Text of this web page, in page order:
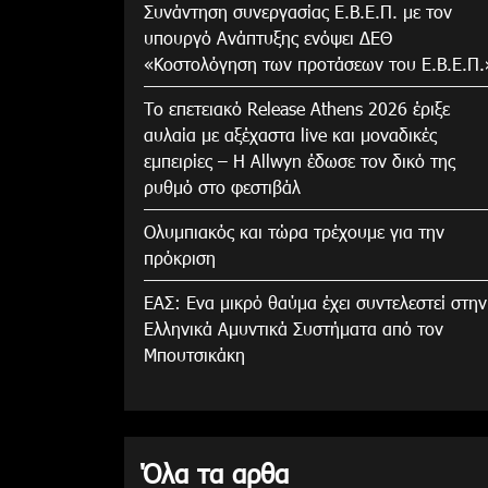
Συνάντηση συνεργασίας Ε.Β.Ε.Π. με τον
υπουργό Ανάπτυξης ενόψει ΔΕΘ
«Κοστολόγηση των προτάσεων του
Το επετειακό Release Athens 2026 έριξε
αυλαία με αξέχαστα live και μοναδικές
εμπειρίες – Η Allwyn έδωσε τον δικό της
ρυθμό στο φεστιβάλ
Ολυμπιακός και τώρα τρέχουμε για την
πρόκριση
ΕΑΣ: Ενα μικρό θαύμα έχει συντελεστεί στην
Ελληνικά Αμυντικά Συστήματα από τον
Μπουτσικάκη
Όλα τα αρθα